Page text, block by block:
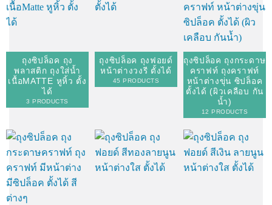
ถุงซิปล็อค ถุง
พลาสติก ถุงใส่น้ำ
เนื้อMATTE หูหิ้ว ตั้ง
ได้
3 PRODUCTS
ถุงซิปล็อค ถุงฟอยด์
หน้าต่างวงรี ตั้งได้
45 PRODUCTS
ถุงซิปล็อค ถุงกระดาษ
คราฟท์ ถุงคราฟท์
หน้าต่างขุ่น ซิปล็อค
ตั้งได้ (ผิวเคลือบ กัน
น้ำ)
12 PRODUCTS